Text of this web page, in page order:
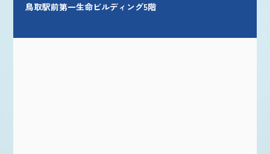
鳥取駅前第一生命ビルディング5階